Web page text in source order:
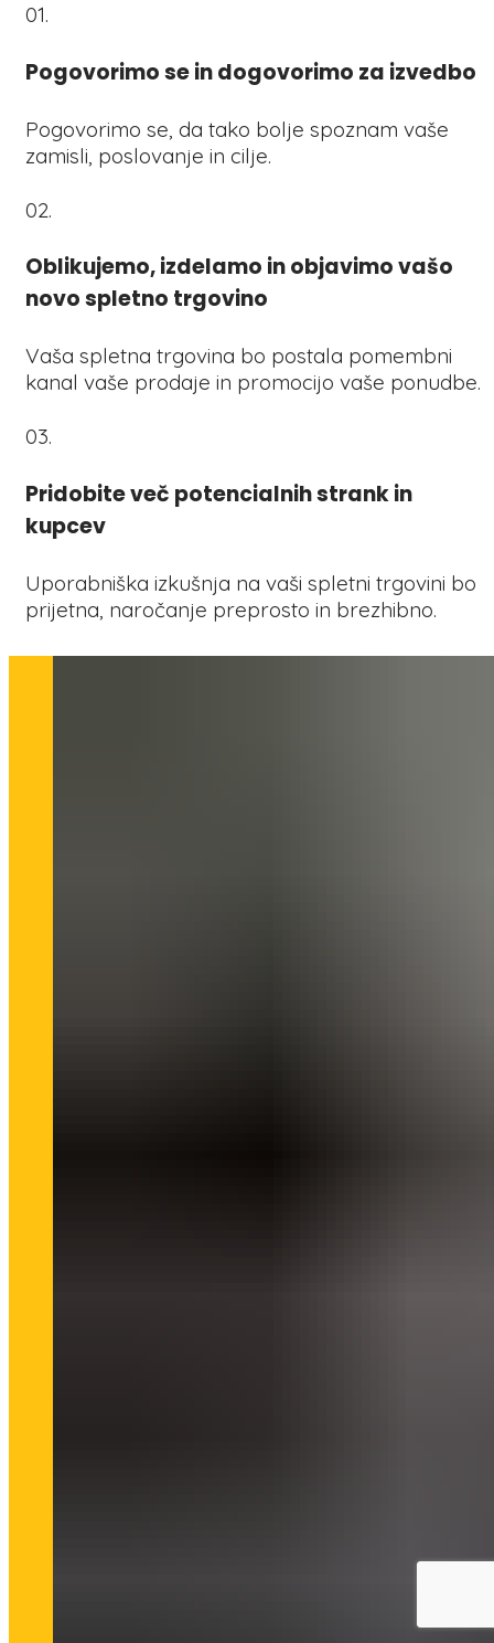
01.
Pogovorimo se in dogovorimo za izvedbo
Pogovorimo se, da tako bolje spoznam vaše
zamisli, poslovanje in cilje.
02.
Oblikujemo, izdelamo in objavimo vašo
novo spletno trgovino
Vaša spletna trgovina bo postala pomembni
kanal vaše prodaje in promocijo vaše ponudbe.
03.
Pridobite več potencialnih strank in
kupcev
Uporabniška izkušnja na vaši spletni trgovini bo
prijetna, naročanje preprosto in brezhibno.